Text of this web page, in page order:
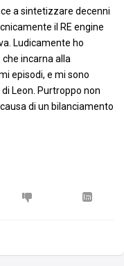
a sintetizzare decenni
il RE engine
Ludicamente ho
incarna alla
episodi, e mi sono
Leon. Purtroppo non
di un bilanciamento